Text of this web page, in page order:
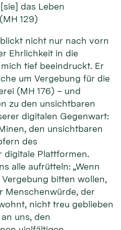
das Leben
129)
nicht nur nach vorn
Ehrlichkeit in die
tief beeindruckt. Er
um Vergebung für die
(MH 176) – und
zu den unsichtbaren
digitalen Gegenwart:
den unsichtbaren
des
digitale Plattformen.
alle aufrütteln: „Wenn
bitten wollen,
Menschenwürde, der
nicht treu geblieben
uns, den